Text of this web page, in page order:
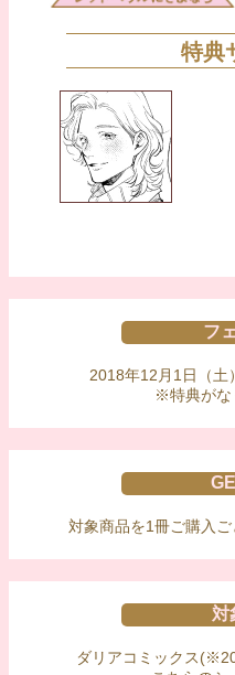
特典
フ
2018年12月1日（土
※特典がな
対象商品を1冊ご購入
対
ダリアコミックス